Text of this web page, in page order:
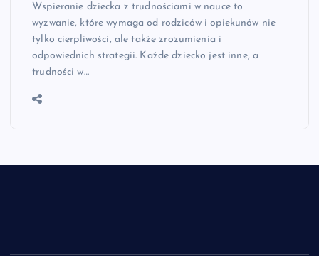
Wspieranie dziecka z trudnościami w nauce to
wyzwanie, które wymaga od rodziców i opiekunów nie
tylko cierpliwości, ale także zrozumienia i
odpowiednich strategii. Każde dziecko jest inne, a
trudności w…